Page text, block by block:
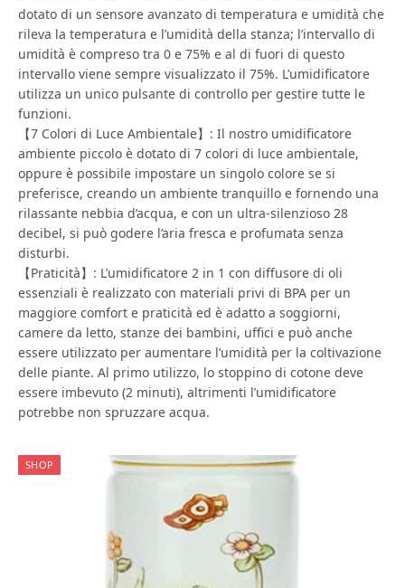
dotato di un sensore avanzato di temperatura e umidità che
rileva la temperatura e l’umidità della stanza; l’intervallo di
umidità è compreso tra 0 e 75% e al di fuori di questo
intervallo viene sempre visualizzato il 75%. L’umidificatore
utilizza un unico pulsante di controllo per gestire tutte le
funzioni.
【7 Colori di Luce Ambientale】: Il nostro umidificatore
ambiente piccolo è dotato di 7 colori di luce ambientale,
oppure è possibile impostare un singolo colore se si
preferisce, creando un ambiente tranquillo e fornendo una
rilassante nebbia d’acqua, e con un ultra-silenzioso 28
decibel, si può godere l’aria fresca e profumata senza
disturbi.
【Praticità】: L’umidificatore 2 in 1 con diffusore di oli
essenziali è realizzato con materiali privi di BPA per un
maggiore comfort e praticità ed è adatto a soggiorni,
camere da letto, stanze dei bambini, uffici e può anche
essere utilizzato per aumentare l’umidità per la coltivazione
delle piante. Al primo utilizzo, lo stoppino di cotone deve
essere imbevuto (2 minuti), altrimenti l’umidificatore
potrebbe non spruzzare acqua.
SHOP